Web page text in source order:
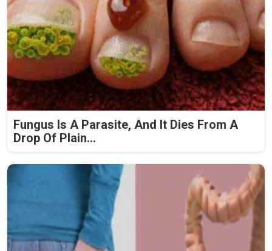
Fungus Is A Parasite, And It Dies From A
Drop Of Plain...